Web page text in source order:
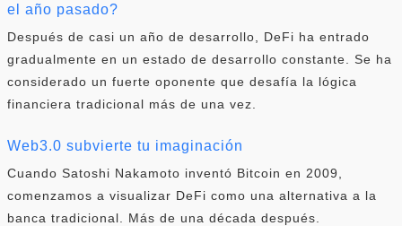
el año pasado?
Después de casi un año de desarrollo, DeFi ha entrado
gradualmente en un estado de desarrollo constante. Se ha
considerado un fuerte oponente que desafía la lógica
financiera tradicional más de una vez.
Web3.0 subvierte tu imaginación
Cuando Satoshi Nakamoto inventó Bitcoin en 2009,
comenzamos a visualizar DeFi como una alternativa a la
banca tradicional. Más de una década después.